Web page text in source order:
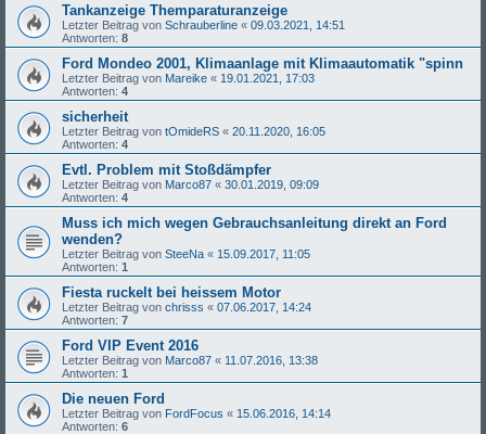
Tankanzeige Themparaturanzeige
Letzter Beitrag von Schrauberline « 09.03.2021, 14:51
Antworten: 8
Ford Mondeo 2001, Klimaanlage mit Klimaautomatik "spinn
Letzter Beitrag von Mareike « 19.01.2021, 17:03
Antworten: 4
sicherheit
Letzter Beitrag von tOmideRS « 20.11.2020, 16:05
Antworten: 4
Evtl. Problem mit Stoßdämpfer
Letzter Beitrag von Marco87 « 30.01.2019, 09:09
Antworten: 4
Muss ich mich wegen Gebrauchsanleitung direkt an Ford
wenden?
Letzter Beitrag von SteeNa « 15.09.2017, 11:05
Antworten: 1
Fiesta ruckelt bei heissem Motor
Letzter Beitrag von chrisss « 07.06.2017, 14:24
Antworten: 7
Ford VIP Event 2016
Letzter Beitrag von Marco87 « 11.07.2016, 13:38
Antworten: 1
Die neuen Ford
Letzter Beitrag von FordFocus « 15.06.2016, 14:14
Antworten: 6